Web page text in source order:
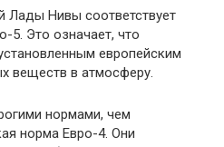
Лады Нивы соответствует
5. Это означает, что
европейским
веществ в атмосферу.
нормами, чем
норма Евро-4. Они